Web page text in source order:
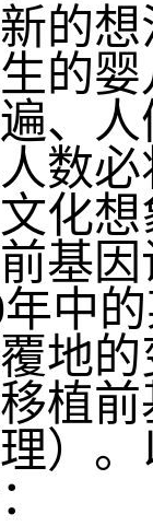
的
的
、
数
化
基
中
地
植前
）